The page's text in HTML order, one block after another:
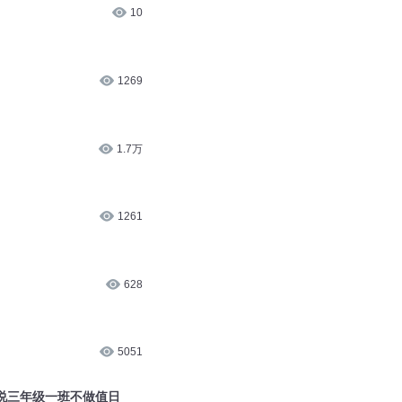
10
1269
1.7万
1261
628
5051
三年级一班不做值日